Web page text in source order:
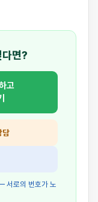
다면?
고
담
서로의 번호가 노